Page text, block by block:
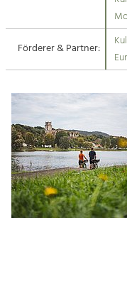
Suche
Impressum
Kontakt
Tourismus
Kunst &
Handwerk,
Soziales,
Identität
Gleichberechtigung,
Integration
Mobilität &
Klimawandel,
Förderer & Partner: